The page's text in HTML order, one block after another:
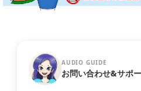
AUDIO GUIDE
お問い合わせ&サポ